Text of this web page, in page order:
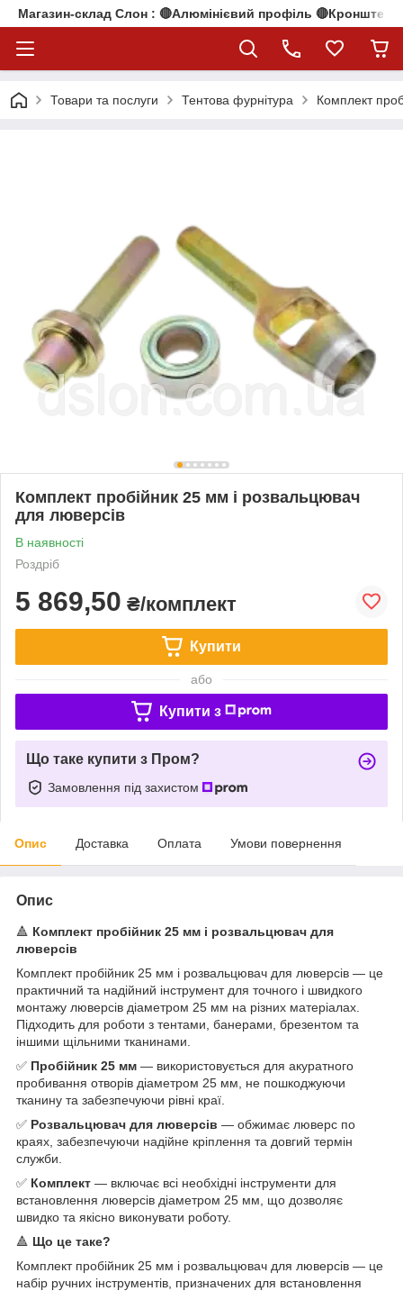
Магазин-склад Слон : 🔴Алюмінієвий профіль
Товари та послуги Тентова фурнітура Комплект
Комплект пробійник 25 мм і розвальцювач
для люверсів
В наявності
Роздріб
5 869,50 ₴/комплект
Купити
або
Купити з
Що таке купити з Пром?
Замовлення під захистом
Опис Доставка Оплата Умови повернення
Опис
🔺 Комплект пробійник 25 мм і розвальцювач для
люверсів
Комплект пробійник 25 мм і розвальцювач для люверсів — це
практичний та надійний інструмент для точного і швидкого
монтажу люверсів діаметром 25 мм на різних матеріалах.
Підходить для роботи з тентами, банерами, брезентом та
іншими щільними тканинами.
✅ Пробійник 25 мм — використовується для акуратного
пробивання отворів діаметром 25 мм, не пошкоджуючи
тканину та забезпечуючи рівні краї.
✅ Розвальцювач для люверсів — обжимає люверс по
краях, забезпечуючи надійне кріплення та довгий термін
служби.
✅ Комплект — включає всі необхідні інструменти для
встановлення люверсів діаметром 25 мм, що дозволяє
швидко та якісно виконувати роботу.
🔺 Що це таке?
Комплект пробійник 25 мм і розвальцювач для люверсів — це
набір ручних інструментів, призначених для встановлення